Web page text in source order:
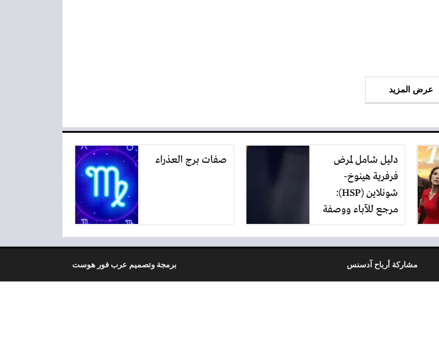
عرض المزيد
دليل شامل لمرض
فرفرية هينوخ-
شونلاين (HSP):
مرجع للآباء ووصفة
طبيعية فعّاله
صفات برج العذراء
مشاركة أرباح آدسنس برمجة وتصميم عرب فور هوست